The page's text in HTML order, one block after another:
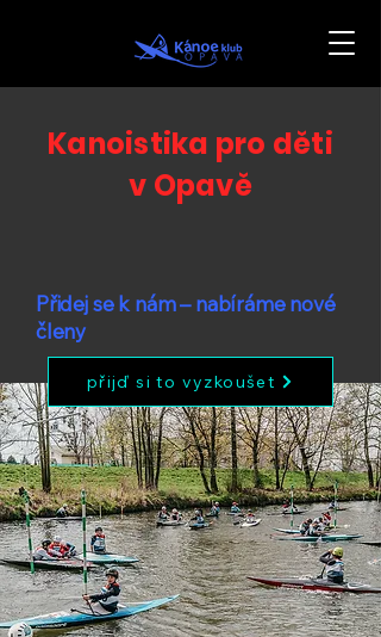
Kanoistika pro děti
v Opavě
Přidej se k nám – nabíráme nové
členy
přijď si to vyzkoušet